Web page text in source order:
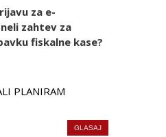
za e-
zahtev za
fiskalne kase?
PLANIRAM